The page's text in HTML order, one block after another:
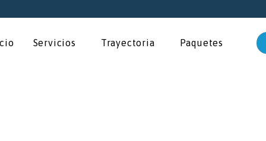
Servicios Trayectoria Paquetes